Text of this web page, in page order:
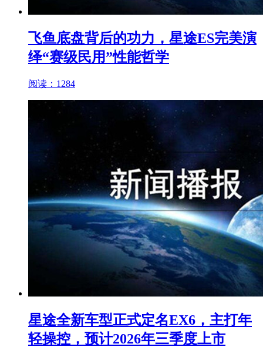
飞鱼底盘背后的功力，星途ES完美演
绎“赛级民用”性能哲学
阅读：1284
星途全新车型正式定名EX6，主打年
轻操控，预计2026年三季度上市